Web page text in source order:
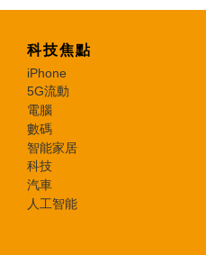
科技焦點
iPhone
5G流動
電腦
數碼
智能家居
科技
汽車
人工智能